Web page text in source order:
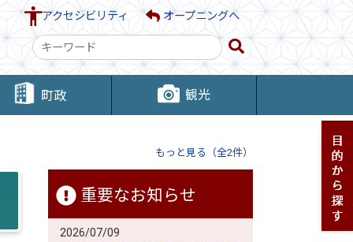
アクセシビリティ オープニングへ
検
索
キ
ー町政 観光
もっと見る（全2件）
重要なお知らせ
2026/07/09